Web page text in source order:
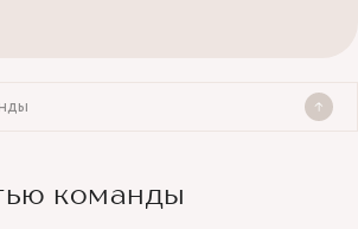
команды